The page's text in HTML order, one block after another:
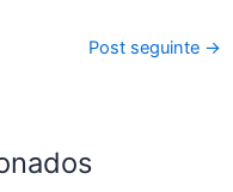
Post seguinte →